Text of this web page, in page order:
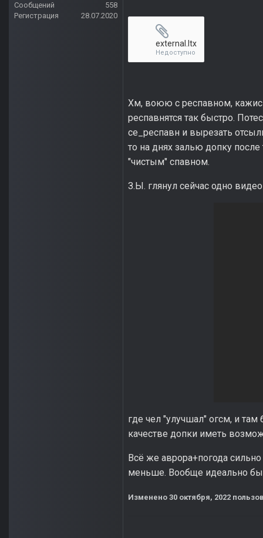
Сообщений
558
Регистрация
28.07.2020
external.ltx
Недоступно
Хм, воюю с респавном,
респавнятся так быстро.
се_респавн и вырезать
то на днях залью допку
"чистым" спавном.
З.Ы. глянул сейчас одно
где чел "улучшал" огсм, и
качестве допки иметь
Всё же аврора+погода
меньше. Вообще идеально
Изменено 30 октября, 2022